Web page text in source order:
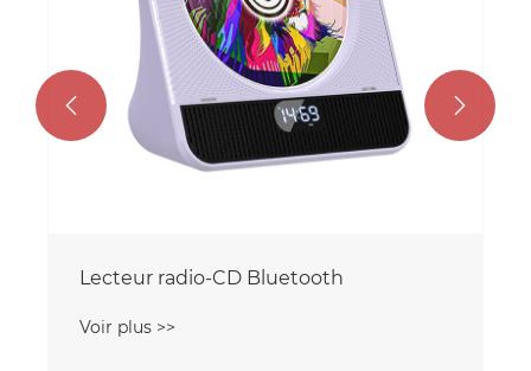
Lecteur radio-CD Bluetooth
Voir plus >>
 